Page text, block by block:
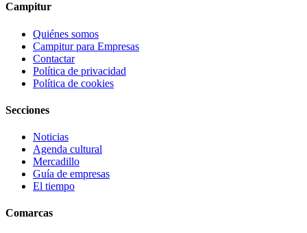
Campitur
Quiénes somos
Campitur para Empresas
Contactar
Política de privacidad
Política de cookies
Secciones
Noticias
Agenda cultural
Mercadillo
Guía de empresas
El tiempo
Comarcas